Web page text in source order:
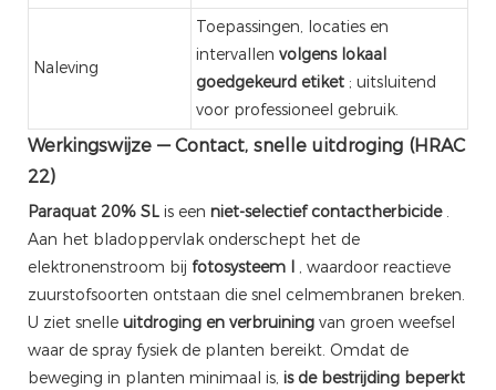
Naleving
Toepassingen, locaties en
intervallen volgens lokaal
goedgekeurd etiket ; uitsluitend
voor professioneel gebruik.
Werkingswijze — Contact, snelle uitdroging (HRAC
22)
Paraquat 20% SL is een niet-selectief contactherbicide.
Aan het bladoppervlak onderschept het de
elektronenstroom bij fotosysteem I , waardoor reactieve
zuurstofsoorten ontstaan ​​die snel celmembranen breken.
U ziet snelle uitdroging en verbruining van groen weefsel
waar de spray fysiek de planten bereikt. Omdat de
beweging in planten minimaal is, is de bestrijding beperkt